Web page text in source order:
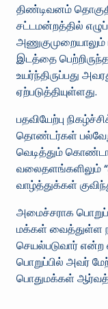
திண்டிவனம்
சட்டமன்றத்தில்
இடத்தை
உயர்ந்திருப்பது
ஏற்படுத்தியுள்ளது.
பதவியேற்பு
தொண்டர்கள் பல்வேறு
வெடித்தும்
வலைதளங்களிலும்
வாழ்த்துக்கள்
அமைச்சராக
மக்கள் வைத்துள்ள
செயல்படுவார் என்ற
பொறுப்பில் அவர்
பொதுமக்கள்